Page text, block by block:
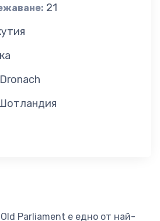
21
Parliament е едно от най-